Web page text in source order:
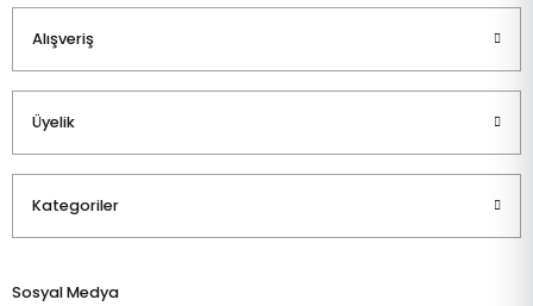
Alışveriş
Üyelik
Kategoriler
Sosyal Medya